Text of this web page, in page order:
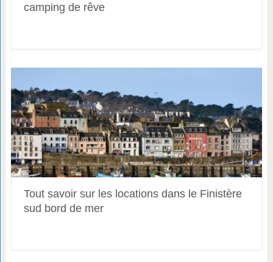
camping de rêve
Tout savoir sur les locations dans le Finistère
sud bord de mer